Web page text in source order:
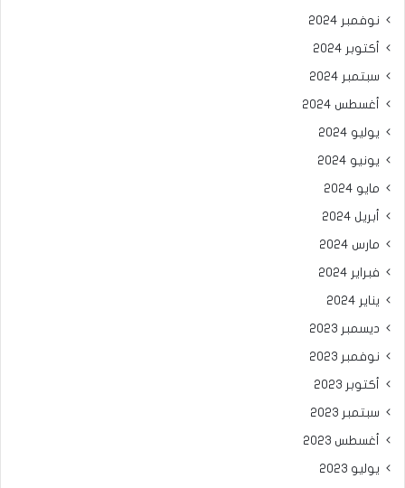
نوفمبر 2024
أكتوبر 2024
سبتمبر 2024
أغسطس 2024
يوليو 2024
يونيو 2024
مايو 2024
أبريل 2024
مارس 2024
فبراير 2024
يناير 2024
ديسمبر 2023
نوفمبر 2023
أكتوبر 2023
سبتمبر 2023
أغسطس 2023
يوليو 2023